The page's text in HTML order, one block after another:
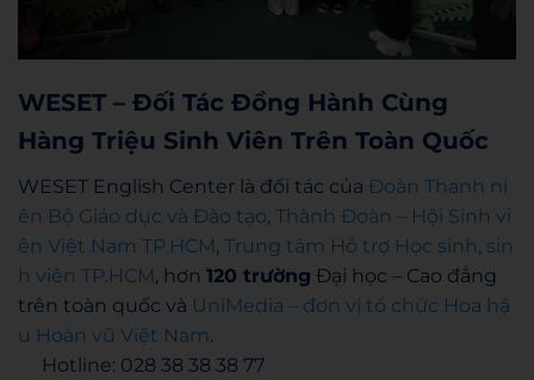
WESET – Đối Tác Đồng Hành Cùng
Hàng Triệu Sinh Viên Trên Toàn Quốc
WESET English Center là đối tác của Đoàn Thanh ni
ên Bộ Giáo dục và Đào tạo, Thành Đoàn – Hội Sinh vi
ên Việt Nam TP.HCM, Trung tâm Hỗ trợ Học sinh, sin
h viên TP.HCM, hơn 120 trường Đại học – Cao đẳng
trên toàn quốc và UniMedia – đơn vị tổ chức Hoa hậ
u Hoàn vũ Việt Nam.
Hotline: 028 38 38 38 77